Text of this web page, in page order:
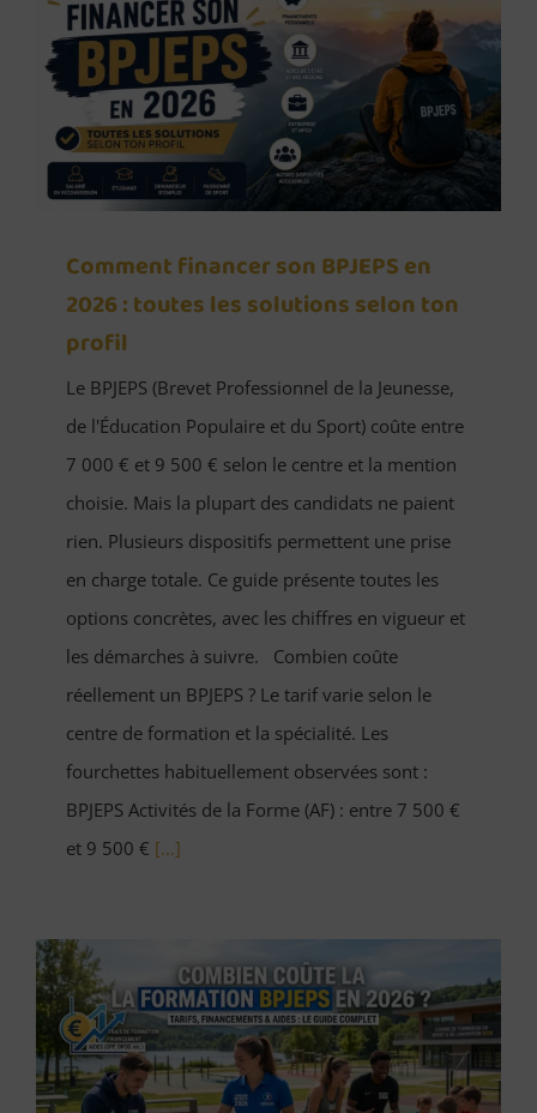
Comment financer son BPJEPS en
2026 : toutes les solutions selon ton
profil
Le BPJEPS (Brevet Professionnel de la Jeunesse,
de l'Éducation Populaire et du Sport) coûte entre
7 000 € et 9 500 € selon le centre et la mention
choisie. Mais la plupart des candidats ne paient
rien. Plusieurs dispositifs permettent une prise
en charge totale. Ce guide présente toutes les
options concrètes, avec les chiffres en vigueur et
les démarches à suivre. Combien coûte
réellement un BPJEPS ? Le tarif varie selon le
centre de formation et la spécialité. Les
fourchettes habituellement observées sont :
BPJEPS Activités de la Forme (AF) : entre 7 500 €
et 9 500 € [...]